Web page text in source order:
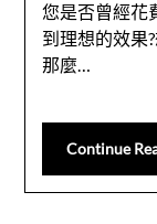
您是否曾經花
到理想的效果
那麼…
Continue